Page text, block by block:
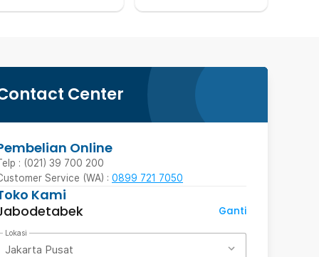
Center
Online
: (021) 39 700 200
Service (WA) : 0899 721 7050
Kami
Ganti
Lokasi
Jakarta Pusat